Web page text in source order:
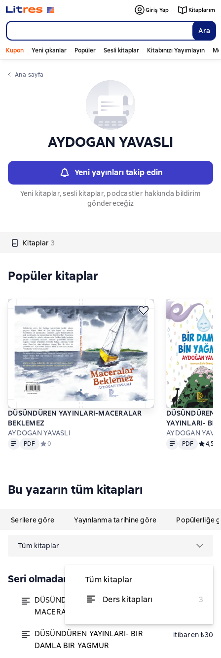
Ara
Giriş Yap Kitaplarım
Kupon Yeni çıkanlar Popüler Sesli kitaplar Kitabınızı Yayımlayın
Ana sayfa
AYDOGAN YAVASLI
Yeni yayınları takip edin
Yeni kitaplar, sesli kitaplar, podcastler hakkında bildirim
göndereceğiz
Kitaplar 3
Слайдер с книгами
Popüler kitaplar
DÜSÜNDÜREN YAYINLARI-MACERALAR
BEKLEMEZ
AYDOGAN YAVASLI
Metin PDF
PDF Средний рейтинг 0 на основе 0 оценок
0
DÜSÜNDÜREN
YAYINLARI- BIR
DAMLA BIR
AYDOGAN
Metin PDF
PDF 4,5
Bu yazarın tüm kitapları
Serilere göre Yayınlanma tarihine göre Popülerliğe
Tüm kitaplar
Tüm kitaplar
Ders kitapları
3
Seri olmadan
DÜSÜNDÜREN YAYINLARI-
MACERALAR BEKLEMEZ
itibaren ₺17,60
DÜSÜNDÜREN YAYINLARI- BIR
DAMLA BIR YAGMUR
itibaren ₺30